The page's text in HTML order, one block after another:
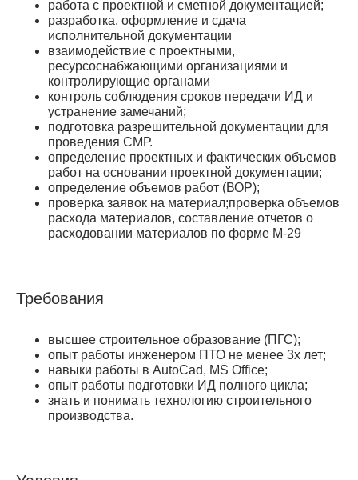
работа с проектной и сметной документацией;
разработка, оформление и сдача
исполнительной документации
взаимодействие с проектными,
ресурсоснабжающими организациями и
контролирующие органами
контроль соблюдения сроков передачи ИД и
устранение замечаний;
подготовка разрешительной документации для
проведения СМР.
определение проектных и фактических объемов
работ на основании проектной документации;
определение объемов работ (ВОР);
проверка заявок на материал;проверка объемов
расхода материалов, составление отчетов о
расходовании материалов по форме М-29
Требования
высшее строительное образование (ПГС);
опыт работы инженером ПТО не менее 3х лет;
навыки работы в AutoCad, MS Office;
опыт работы подготовки ИД полного цикла;
знать и понимать технологию строительного
производства.